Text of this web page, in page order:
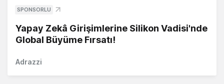
SPONSORLU
Yapay Zekâ Girişimlerine Silikon Vadisi'nde
Global Büyüme Fırsatı!
Adrazzi